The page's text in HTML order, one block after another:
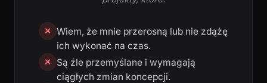
✕ Wiem, że mnie przerosną lub nie zdążę
ich wykonać na czas.
✕
Są źle przemyślane i wymagają
ciągłych zmian koncepcji.